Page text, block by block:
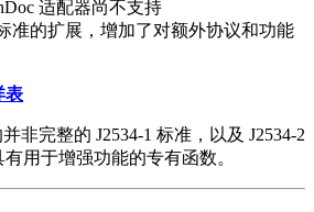
适配器尚不支持
准的扩展，增加了对额外协议和功能
表
非完整的 J2534-1 标准，以及 J2534-2
用于增强功能的专有函数。